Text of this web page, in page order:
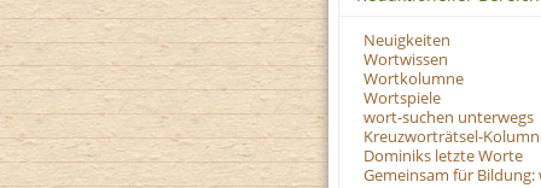
Neuigkeiten
Wortwissen
Wortkolumne
Wortspiele
wort-suchen unterwegs
Kreuzworträtsel-
Dominiks letzte Worte
Gemeinsam für